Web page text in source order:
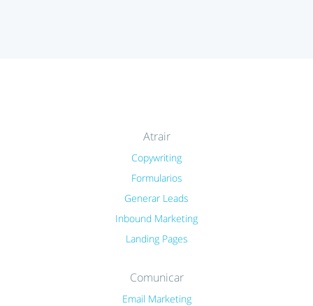
Atrair
Copywriting
Formularios
Generar Leads
Inbound Marketing
Landing Pages
Comunicar
Email Marketing